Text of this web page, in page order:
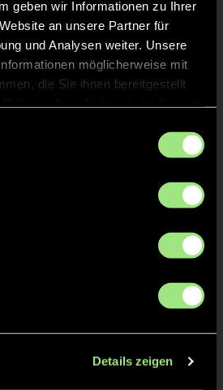
geben wir Informationen zu Ihrer
an unsere Partner für
und Analysen weiter. Unsere
möglicherweise mit
die Sie ihnen bereitgestellt
Details zeigen
Anja